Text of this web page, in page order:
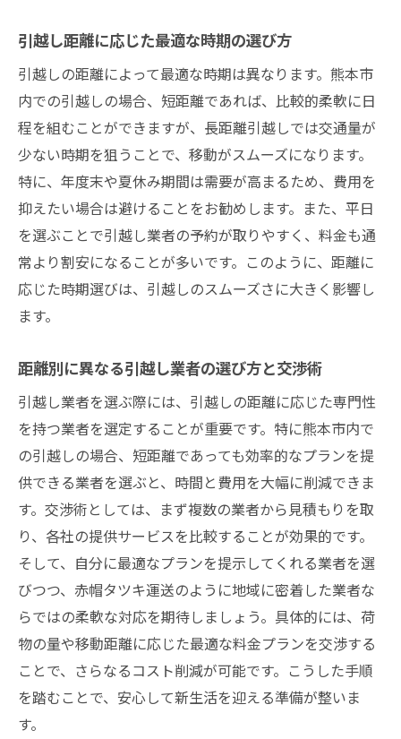
地域密着型サービスで安心感を得る熊本市での
引越しのポイント
地元の引越し業者を活用するメリット
地域密着型サービスでの信頼性の高め方
コミュニケーションが鍵！地元業者との連
携術
地域特性を活かした引越しの工夫とポイン
ト
地元のネットワークを利用した引越しの効
率化
引越しの距離がもたらす影響を考慮した熊本市
での効果的な計画
距離が引越しに与える時間的影響の分析
熊本市での距離考慮によるコスト管理
引越し距離に応じた適切な荷造りとパッキ
ング
距離を考慮した引越し保険の選び方
熊本市内での交通状況を考慮に入れた計画
引越し距離が生活に与える影響と対策
熊本市での引越しをスムーズに進める距離別プ
ランの選び方
距離に応じた最適な引越し日程の設定
引越し距離に応じた最適な時期の選び方
引越しの距離によって最適な時期は異なります。熊本市
内での引越しの場合、短距離であれば、比較的柔軟に日
程を組むことができますが、長距離引越しでは交通量が
少ない時期を狙うことで、移動がスムーズになります。
特に、年度末や夏休み期間は需要が高まるため、費用を
抑えたい場合は避けることをお勧めします。また、平日
を選ぶことで引越し業者の予約が取りやすく、料金も通
常より割安になることが多いです。このように、距離に
応じた時期選びは、引越しのスムーズさに大きく影響し
ます。
距離別に異なる引越し業者の選び方と交渉術
引越し業者を選ぶ際には、引越しの距離に応じた専門性
を持つ業者を選定することが重要です。特に熊本市内で
の引越しの場合、短距離であっても効率的なプランを提
供できる業者を選ぶと、時間と費用を大幅に削減できま
す。交渉術としては、まず複数の業者から見積もりを取
り、各社の提供サービスを比較することが効果的です。
そして、自分に最適なプランを提示してくれる業者を選
びつつ、赤帽タツキ運送のように地域に密着した業者な
らではの柔軟な対応を期待しましょう。具体的には、荷
物の量や移動距離に応じた最適な料金プランを交渉する
ことで、さらなるコスト削減が可能です。こうした手順
を踏むことで、安心して新生活を迎える準備が整いま
す。